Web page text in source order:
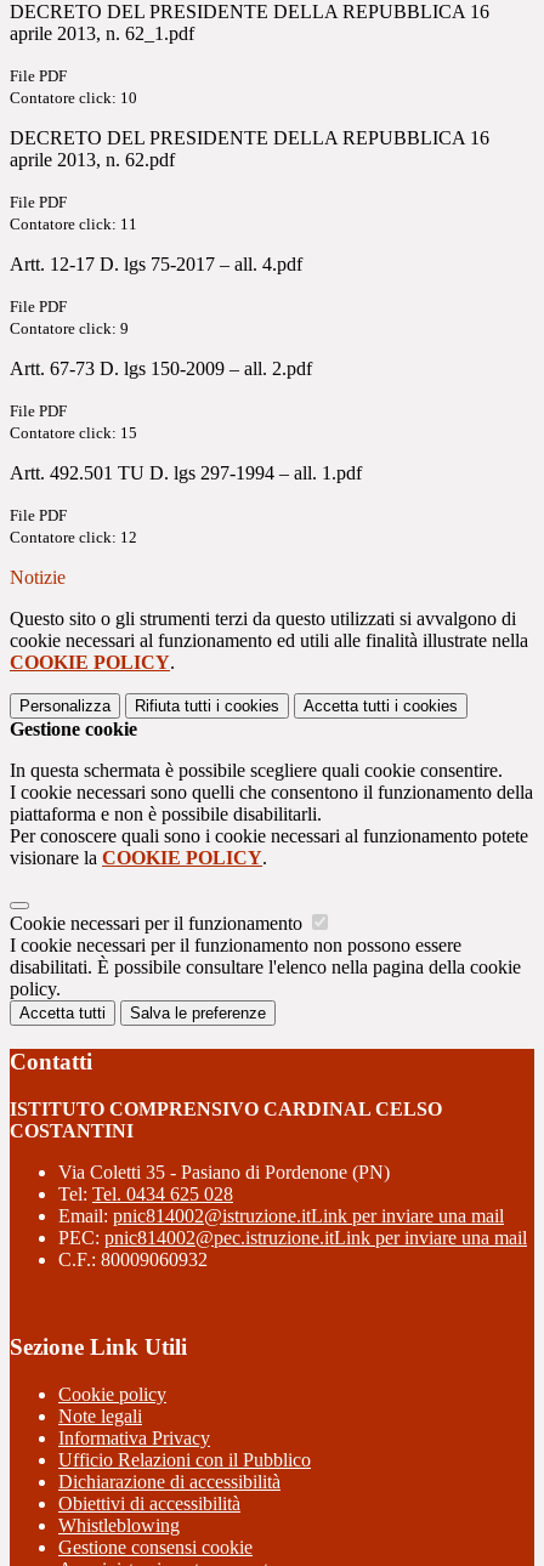
DECRETO DEL PRESIDENTE DELLA REPUBBLICA 16
aprile 2013, n. 62_1.pdf
File PDF
Contatore click: 10
DECRETO DEL PRESIDENTE DELLA REPUBBLICA 16
aprile 2013, n. 62.pdf
File PDF
Contatore click: 11
Artt. 12-17 D. lgs 75-2017 – all. 4.pdf
File PDF
Contatore click: 9
Artt. 67-73 D. lgs 150-2009 – all. 2.pdf
File PDF
Contatore click: 15
Artt. 492.501 TU D. lgs 297-1994 – all. 1.pdf
File PDF
Contatore click: 12
Notizie
Questo sito o gli strumenti terzi da questo utilizzati si avvalgono di
cookie necessari al funzionamento ed utili alle finalità illustrate nella
COOKIE POLICY.
Personalizza Rifiuta tutti i cookies Accetta tutti i cookies
Gestione cookie
In questa schermata è possibile scegliere quali cookie consentire.
I cookie necessari sono quelli che consentono il funzionamento della
piattaforma e non è possibile disabilitarli.
Per conoscere quali sono i cookie necessari al funzionamento potete
visionare la COOKIE POLICY.
Cookie necessari per il funzionamento
I cookie necessari per il funzionamento non possono essere
disabilitati. È possibile consultare l'elenco nella pagina della cookie
policy.
Accetta tutti Salva le preferenze
Contatti
ISTITUTO COMPRENSIVO CARDINAL CELSO
COSTANTINI
Via Coletti 35 - Pasiano di Pordenone (PN)
Tel: Tel. 0434 625 028
Email: pnic814002@istruzione.itLink per inviare una mail
PEC: pnic814002@pec.istruzione.itLink per inviare una mail
C.F.: 80009060932
Sezione Link Utili
Cookie policy
Note legali
Informativa Privacy
Ufficio Relazioni con il Pubblico
Dichiarazione di accessibilità
Obiettivi di accessibilità
Whistleblowing
Gestione consensi cookie